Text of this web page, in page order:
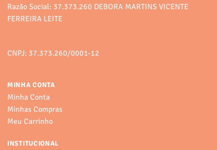
Razão Social: 37.373.260 DEBORA MARTINS VICENTE
FERREIRA LEITE
CNPJ: 37.373.260/0001-12
MINHA CONTA
Minha Conta
Minhas Compras
Meu Carrinho
INSTITUCIONAL